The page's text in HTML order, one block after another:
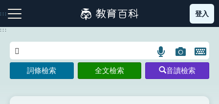
到
主
:::
注音索引圖示 筆畫索引圖示 部首索引表圖示
登入
:::
語
言
搜
圖
片
搜
開
鍵
圖
詞條檢索 全文檢索 音讀檢索